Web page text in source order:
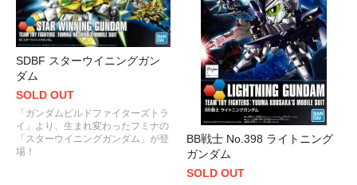
SDBF スターウイニングガン
ダム
SOLD OUT
「ガンダムビルドファイターズトラ
イ」より、生まれ変わったフミナの
「スターウイニングガンダム」が登
場！
BB戦士 No.398 ライトニング
ガンダム
SOLD OUT